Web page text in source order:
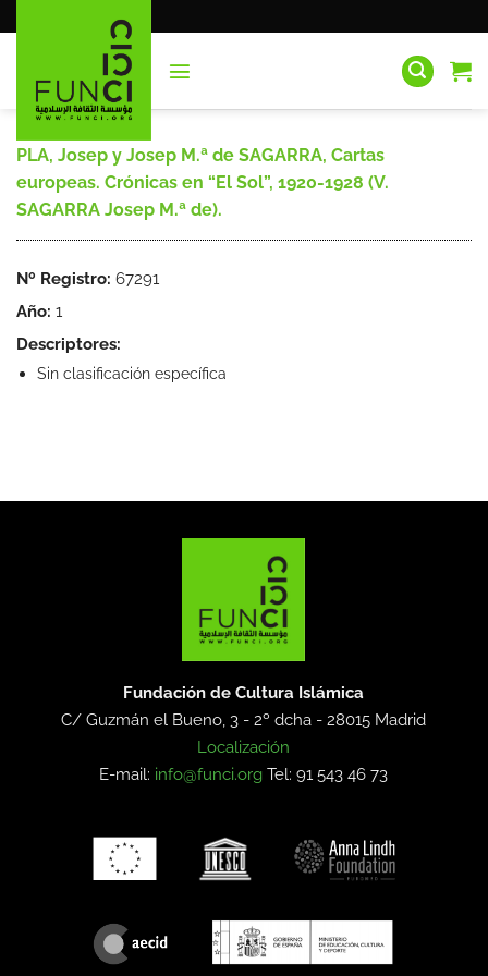
al
PLA, Josep y Josep M.ª de SAGARRA, Cartas
europeas. Crónicas en “El Sol”, 1920-1928 (V.
SAGARRA Josep M.ª de).
Nº Registro: 67291
Año: 1
Descriptores:
Sin clasificación específica
Fundación de Cultura Islámica
C/ Guzmán el Bueno, 3 - 2º dcha -28015 Madrid
Localización
E-mail: info@funci.org Tel: 91 543 46 73